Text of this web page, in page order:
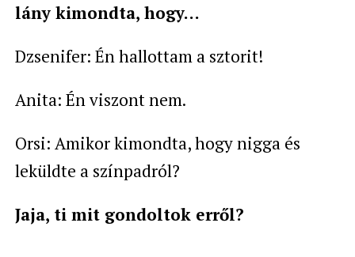
lány kimondta, hogy…
Dzsenifer: Én hallottam a sztorit!
Anita: Én viszont nem.
Orsi: Amikor kimondta, hogy nigga és
leküldte a színpadról?
Jaja, ti mit gondoltok erről?